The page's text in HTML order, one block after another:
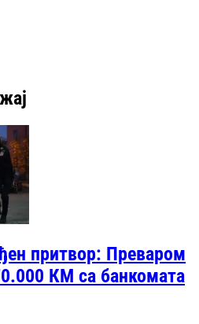
притвор: Преваром
КМ са банкомата